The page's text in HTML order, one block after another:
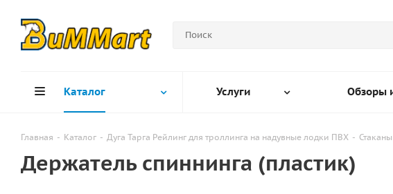
Каталог Услуги Обзоры
Главная - Каталог - Дуга Тарга Рейлинг для троллинга на надувные лодки ПВХ -
Держатель спиннинга (пластик)